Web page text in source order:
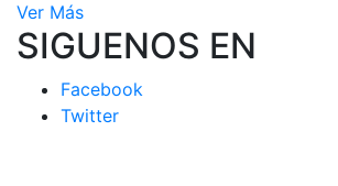
Ver Más
SIGUENOS EN
Facebook
Twitter